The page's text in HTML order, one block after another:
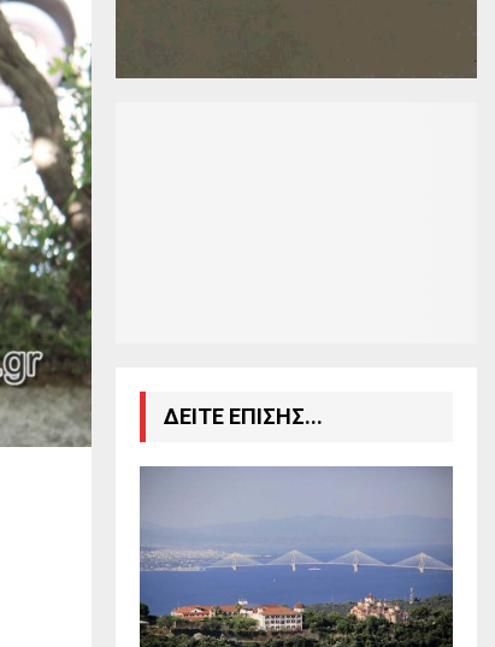
ΔΕΙΤΕ ΕΠΙΣΗΣ...